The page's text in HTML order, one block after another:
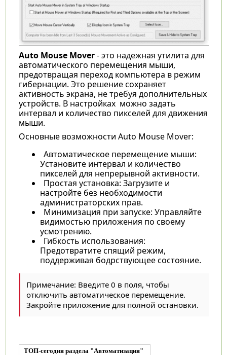
Auto Mouse Mover- это надежная утилита для
автоматического перемещения мыши,
предотвращая переход компьютера в режим
гибернации. Это решение сохраняет
активность экрана, не требуя дополнительных
устройств. В настройках можно задать
интервал и количество пикселей для движения
мыши.
Основные возможности Auto Mouse Mover:
Автоматическое перемещение мыши:
Установите интервал и количество
пикселей для непрерывной активности.
Простая установка: Загрузите и
настройте без необходимости
администраторских прав.
Минимизация при запуске: Управляйте
видимостью приложения по своему
усмотрению.
Гибкость использования:
Предотвратите спящий режим,
поддерживая бодрствующее состояние.
Примечание: Введите 0 в поля, чтобы
отключить автоматическое перемещение.
Закройте приложение для полной остановки.
ТОП-сегодня раздела "Автоматизация"